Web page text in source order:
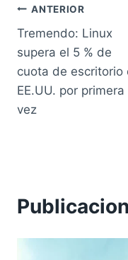
Navegación
de
entradas
ANTERIOR
Tremendo: Linux
supera el 5 % de
cuota de escritorio
EE.UU. por primera
vez